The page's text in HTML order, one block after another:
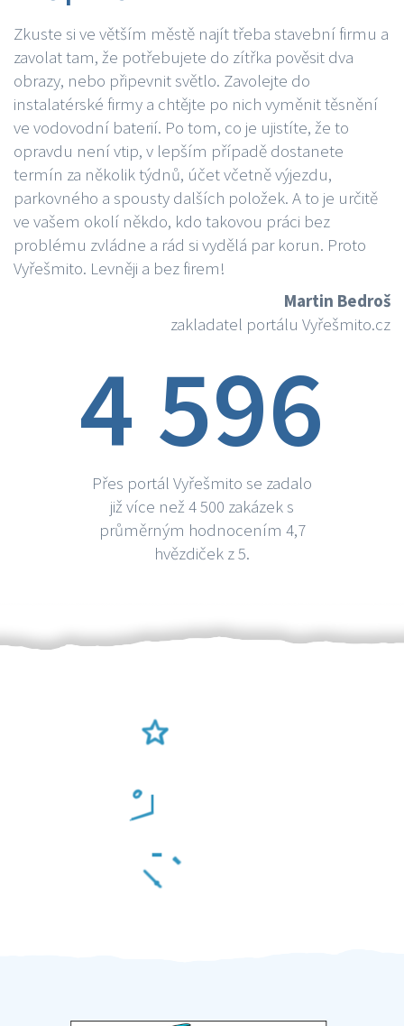
Zkuste si ve větším městě najít třeba stavební firmu a
zavolat tam, že potřebujete do zítřka pověsit dva
obrazy, nebo připevnit světlo. Zavolejte do
instalatérské firmy a chtějte po nich vyměnit těsnění
ve vodovodní baterií. Po tom, co je ujistíte, že to
opravdu není vtip, v lepším případě dostanete
termín za několik týdnů, účet včetně výjezdu,
parkovného a spousty dalších položek. A to je určitě
ve vašem okolí někdo, kdo takovou práci bez
problému zvládne a rád si vydělá par korun. Proto
Vyřešmito. Levněji a bez firem!
Martin Bedroš
zakladatel portálu Vyřešmito.cz
4 596
Přes portál Vyřešmito se zadalo
již více než 4 500 zakázek s
průměrným hodnocením 4,7
hvězdiček z 5.